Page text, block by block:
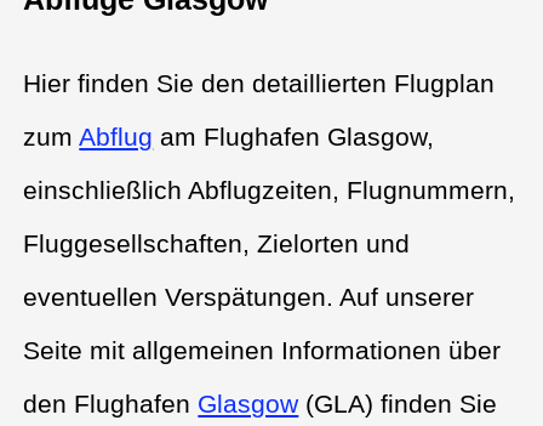
Hier finden Sie den detaillierten Flugplan
zumAbflug am Flughafen Glasgow,
einschließlich Abflugzeiten, Flugnummern,
Fluggesellschaften, Zielorten und
eventuellen Verspätungen. Auf unserer
Seite mit allgemeinen Informationen über
den Flughafen Glasgow (GLA) finden Sie